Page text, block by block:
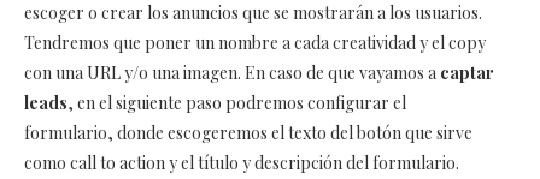
escoger o crear los anuncios que se mostrarán a los usuarios.
Tendremos que poner un nombre a cada creatividad y el copy
con una URL y/o una imagen. En caso de que vayamos a captar
leads, en el siguiente paso podremos configurar el
formulario, donde escogeremos el texto del botón que sirve
como call to action y el título y descripción del formulario.